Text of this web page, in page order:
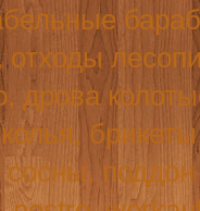
дрова
сосны,